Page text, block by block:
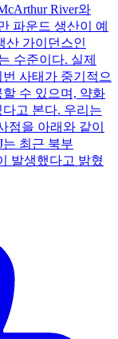
River와
파운드 생산이 예
산 가이던스인
수준이다. 실제
사태가 중기적으
수 있으며, 약화
고 본다. 우리는
점을 아래와 같이
는 최근 북부
발생했다고 밝혔